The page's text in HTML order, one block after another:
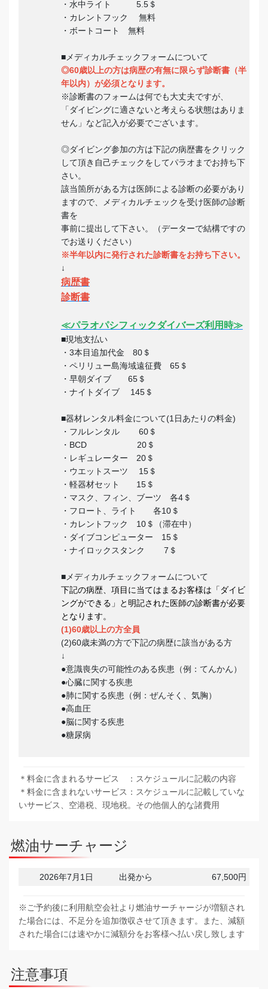
・水中ライト 5.5＄
・カレントフック 無料
・ボートコート 無料
■メディカルチェックフォームについて
◎60歳以上の方は病歴の有無に限らず診断書（半
年以内）が必須となります。
※診断書のフォームは何でも大丈夫ですが、
「ダイビングに適さないと考えらる状態はありま
せん」など記入が必要でございます。
◎ダイビング参加の方は下記の病歴書をクリック
して頂き自己チェックをしてパラオまでお持ち下
さい。
該当箇所がある方は医師による診断の必要があり
ますので、メディカルチェックを受け医師の診断
書を
事前に提出して下さい。（データーで結構ですの
でお送りください）
※半年以内に発行された診断書をお持ち下さい。
↓
病歴書
診断書
≪パラオパシフィックダイバーズ利用時≫
■現地支払い
・3本目追加代金 80＄
・ペリリュー島海域遠征費 65＄
・早朝ダイブ 65＄
・ナイトダイブ 145＄
■器材レンタル料金について(1日あたりの料金)
・フルレンタル 60＄
・BCD 20＄
・レギュレーター 20＄
・ウエットスーツ 15＄
・軽器材セット 15＄
・マスク、フィン、ブーツ 各4＄
・フロート、ライト 各10＄
・カレントフック 10＄（滞在中）
・ダイブコンピューター 15＄
・ナイロックスタンク 7＄
■メディカルチェックフォームについて
下記の病歴、項目に当てはまるお客様は「ダイビ
ングができる」と明記された医師の診断書が必要
となります。
(1)60歳以上の方全員
(2)60歳未満の方で下記の病歴に該当がある方
↓
●意識喪失の可能性のある疾患（例：てんかん）
●心臓に関する疾患
●肺に関する疾患（例：ぜんそく、気胸）
●高血圧
●脳に関する疾患
●糖尿病
＊料金に含まれるサービス ：スケジュールに記載の内容
＊料金に含まれないサービス：スケジュールに記載していな
いサービス、空港税、現地税。その他個人的な諸費用
燃油サーチャージ
2026年7月1日 出発から 67,500円
※ご予約後に利用航空会社より燃油サーチャージが増額され
た場合には、不足分を追加徴収させて頂きます。また、減額
された場合には速やかに減額分をお客様へ払い戻し致します
注意事項